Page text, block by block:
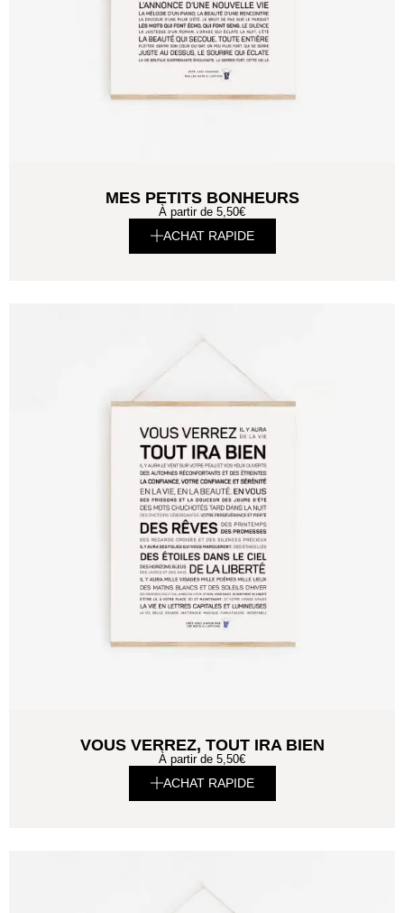
MES PETITS BONHEURS
À partir de 5,50€
ACHAT RAPIDE
VOUS VERREZ, TOUT IRA BIEN
À partir de 5,50€
ACHAT RAPIDE